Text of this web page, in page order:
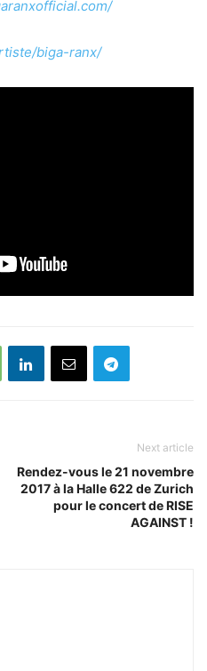
biga-ranx/
Next article
Rendez-vous le 21 novembre
2017 à la Halle 622 de Zurich
pour le concert de RISE
AGAINST !